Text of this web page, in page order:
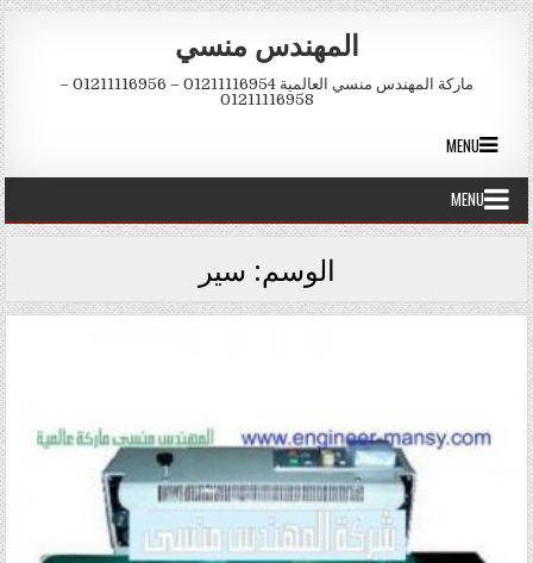
Skip to content
المهندس منسي
ماركة المهندس منسي العالمية 01211116954 – 01211116956 –
01211116958
MENU
MENU
الوسم: سير